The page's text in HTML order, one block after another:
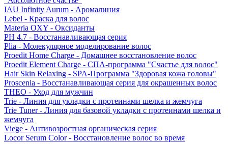
IAU Infinity Aurum - Аромалиния
Lebel - Краска для волос
Materia OXY - Оксиданты
PH 4.7 - Восстанавливающая серия
Plia - Молекулярное моделирование волос
Proedit Home Charge - Домашнее восстановление волос
Proedit Element Charge - СПА-программа "Счастье для волос"
Hair Skin Relaxing - SPA-Программа "Здоровая кожа головы"
Proscenia - Восстанавливающая серия для окрашенных волос
THEO - Уход для мужчин
Trie - Линия для укладки с протеинами шелка и жемчуга
Trie Tuner - Линия для базовой укладки с протеинами шелка и
жемчуга
Viege - Антивозростная органическая серия
Locor Serum Color - Восстановление волос во время